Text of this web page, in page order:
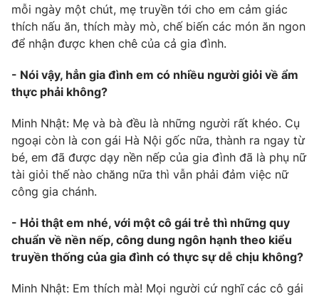
Emagazine Podcast
Video
VTV Money VTV Thể thao
VTV Sức khoẻ Bất động sản
Thị trường 24h Tấm lòng Việt
VTV4 Vươn mình bằng AI
mỗi ngày một chút, mẹ truyền tới cho em cảm giác
thích nấu ăn, thích mày mò, chế biến các món ăn ngon
để nhận được khen chê của cả gia đình.
- Nói vậy, hẳn gia đình em có nhiều người giỏi về ẩm
thực phải không?
Minh Nhật: Mẹ và bà đều là những người rất khéo. Cụ
ngoại còn là con gái Hà Nội gốc nữa, thành ra ngay từ
bé, em đã được dạy nền nếp của gia đình đã là phụ nữ
tài giỏi thế nào chăng nữa thì vẫn phải đảm việc nữ
công gia chánh.
- Hỏi thật em nhé, với một cô gái trẻ thì những quy
chuẩn về nền nếp, công dung ngôn hạnh theo kiểu
truyền thống của gia đình có thực sự dễ chịu không?
Minh Nhật: Em thích mà! Mọi người cứ nghĩ các cô gái